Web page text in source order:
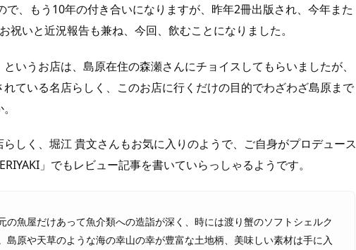
で、もう10年の付き合いになりますが、昨年2冊出版され、今年また
祝いと近況報告も兼ね、今回、飲むことになりました。
いうお店は、島原在住の森瀬さんにチョイスしてもらいましたが、
れている名店らしく、このお店に行くだけの目的でわざわざ島原まで
しく、堀江 貴文さんもお気に入りのようで、ご自身がプロデュース
」でもレビュー記事を書いていらっしゃるようです。
の魚屋だけあって魚介類への造詣が深く、時には渡り蟹のソフトシェルク
島原や天草のような海の幸山の幸が豊富な土地柄、美味しい素材は手に入